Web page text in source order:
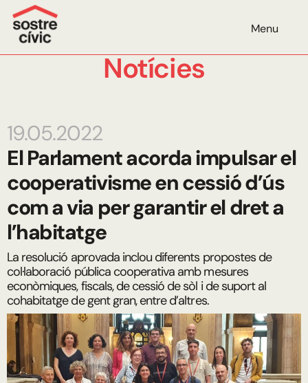
Menu
Notícies
19.05.2022
El Parlament acorda impulsar el
cooperativisme en cessió d’ús
com a via per garantir el dret a
l’habitatge
La resolució aprovada inclou diferents propostes de
col·laboració pública cooperativa amb mesures
econòmiques, fiscals, de cessió de sòl i de suport al
cohabitatge de gent gran, entre d’altres.